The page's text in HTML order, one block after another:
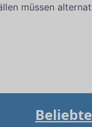
müssen